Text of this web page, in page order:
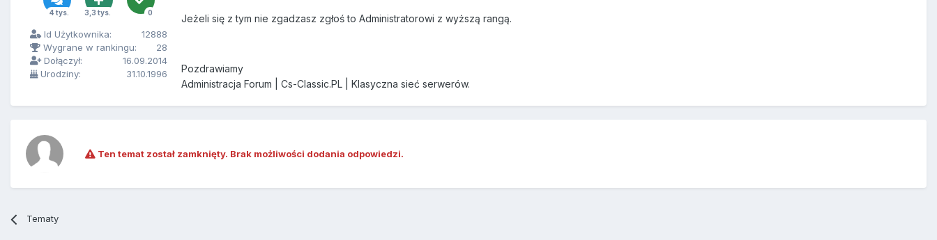
4 tys. 3,3 tys. 0
Id Użytkownika:
12888
Wygrane w rankingu:
28
Dołączył:
16.09.2014
Urodziny:
31.10.1996
Jeżeli się z tym nie zgadzasz zgłoś to Administratorowi z wyższą rangą.
Pozdrawiamy
Administracja Forum | Cs-Classic.PL | Klasyczna sieć serwerów.
Ten temat został zamknięty. Brak możliwości dodania odpowiedzi.
Tematy